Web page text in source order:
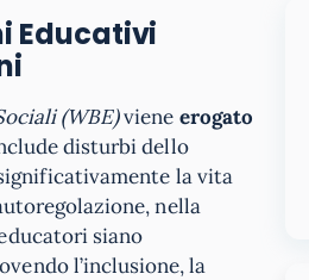
Educativi
(WBE)viene erogato
disturbi dello
la vita
nella
siano
l’inclusione, la